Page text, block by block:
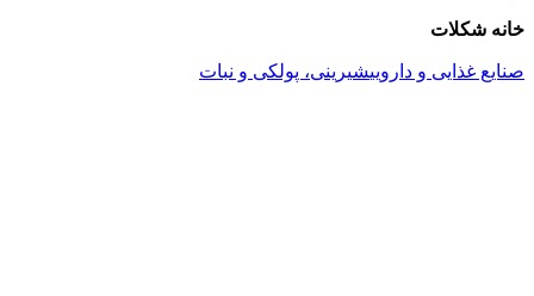
خانه شکلات
صنایع غذایی و داروییشیرینی، پولکی و نبات